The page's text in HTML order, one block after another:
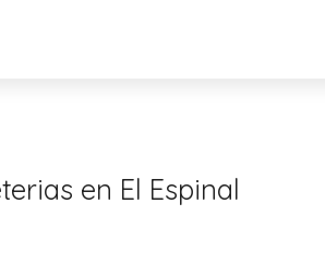
en El Espinal